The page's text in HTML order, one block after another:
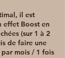
il est
effet Boost en
(sur 1 à 2
de faire une
par mois / 1 fois